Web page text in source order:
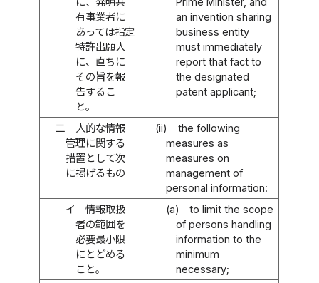
有事業者に
あっては指定
特許出願人
に、直ちに
その旨を報
告するこ
と。
an invention sharing
business entity
must immediately
report that fact to
the designated
patent applicant;
二
人的な情報
管理に関する
措置として次
に掲げるもの
(ii)
the following
measures as
measures on
management of
personal information:
イ
情報取扱
者の範囲を
必要最小限
にとどめる
こと。
(a)
to limit the scope
of persons handling
information to the
minimum
necessary;